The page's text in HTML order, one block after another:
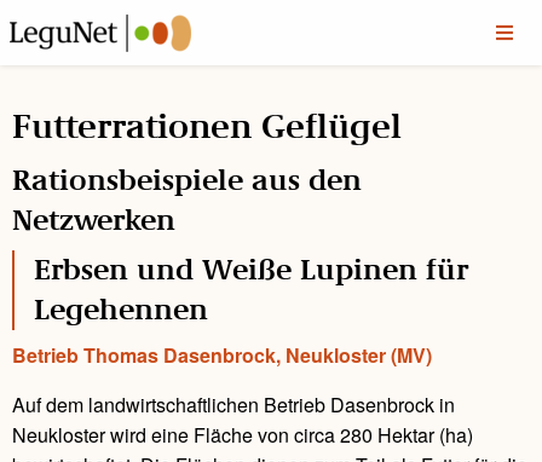
Futterrationen Geflügel
Rationsbeispiele aus den
Netzwerken
Erbsen und Weiße Lupinen für
Legehennen
Betrieb Thomas Dasenbrock, Neukloster (MV)
Auf dem landwirtschaftlichen Betrieb Dasenbrock in
Neukloster wird eine Fläche von circa 280 Hektar (ha)